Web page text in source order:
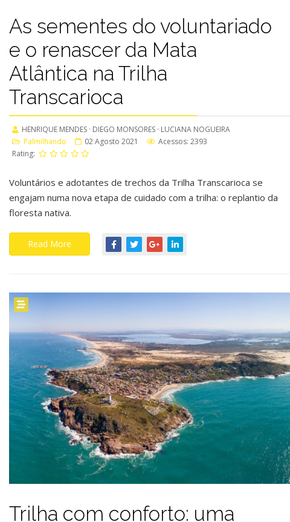
As sementes do voluntariado
e o renascer da Mata
Atlântica na Trilha
Transcarioca
HENRIQUE MENDES · DIEGO MONSORES · LUCIANA NOGUEIRA
Palmilhando
02 Agosto 2021
Acessos: 2393
Rating:
Voluntários e adotantes de trechos da Trilha Transcarioca se
engajam numa nova etapa de cuidado com a trilha: o replantio da
floresta nativa.
Read More
Trilha com conforto: uma